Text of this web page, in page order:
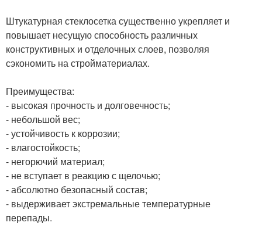
Штукатурная стеклосетка существенно укрепляет и
повышает несущую способность различных
конструктивных и отделочных слоев, позволяя
сэкономить на стройматериалах.
Преимущества:
- высокая прочность и долговечность;
- небольшой вес;
- устойчивость к коррозии;
- влагостойкость;
- негорючий материал;
- не вступает в реакцию с щелочью;
- абсолютно безопасный состав;
- выдерживает экстремальные температурные
перепады.